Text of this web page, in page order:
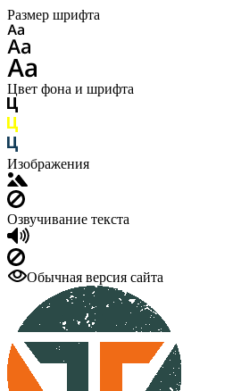
Размер шрифта
Цвет фона и шрифта
Изображения
Озвучивание текста
Обычная версия сайта